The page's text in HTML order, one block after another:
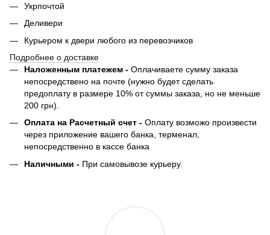
Укрпочтой
Деливери
Курьером к двери любого из перевозчиков
Подробнее о доставке
Наложенным платежем - Оплачиваете сумму заказа
непосредствено на почте (нужно будет сделать
предоплату в размере 10% от суммы заказа, но не меньше
200 грн).
Оплата на Расчетный счет - Оплату возможо произвести
через приложение вашего банка, терменал,
непосредственно в кассе банка
Наличными - При самовывозе курьеру.